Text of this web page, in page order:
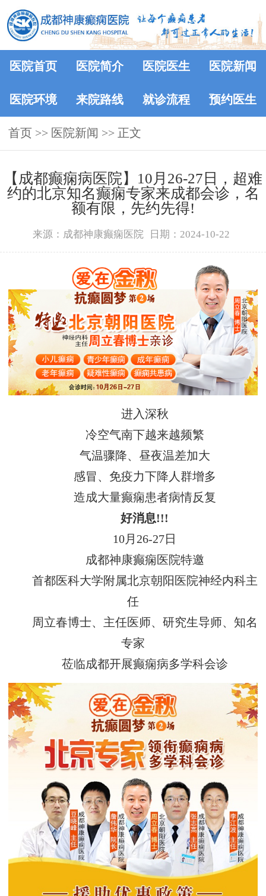
医院首页 医院简介 医院医生 医院新闻
医院环境 来院路线 就诊流程 预约医生
首页 >> 医院新闻 >> 正文
【成都癫痫病医院】10月26-27日，超难
约的北京知名癫痫专家来成都会诊，名
额有限，先约先得!
来源：成都神康癫痫医院 日期：2024-10-22
进入深秋
冷空气南下越来越频繁
气温骤降、昼夜温差加大
感冒、免疫力下降人群增多
造成大量癫痫患者病情反复
好消息!!!
10月26-27日
成都神康癫痫医院特邀
首都医科大学附属北京朝阳医院神经内科主
任
周立春博士、主任医师、研究生导师、知名
专家
莅临成都开展癫痫病多学科会诊